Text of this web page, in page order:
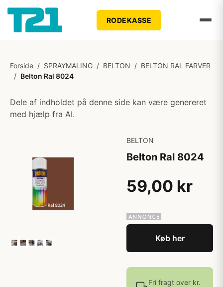
RODEKASSE
Forside / SPRAYMALING / BELTON / BELTON RAL FARVER
/ Belton Ral 8024
Dele af indholdet på denne side kan være genereret
med hjælp fra AI.
BELTON
Belton Ral 8024
59,00 kr
Køb her
Fri fragt over kr.